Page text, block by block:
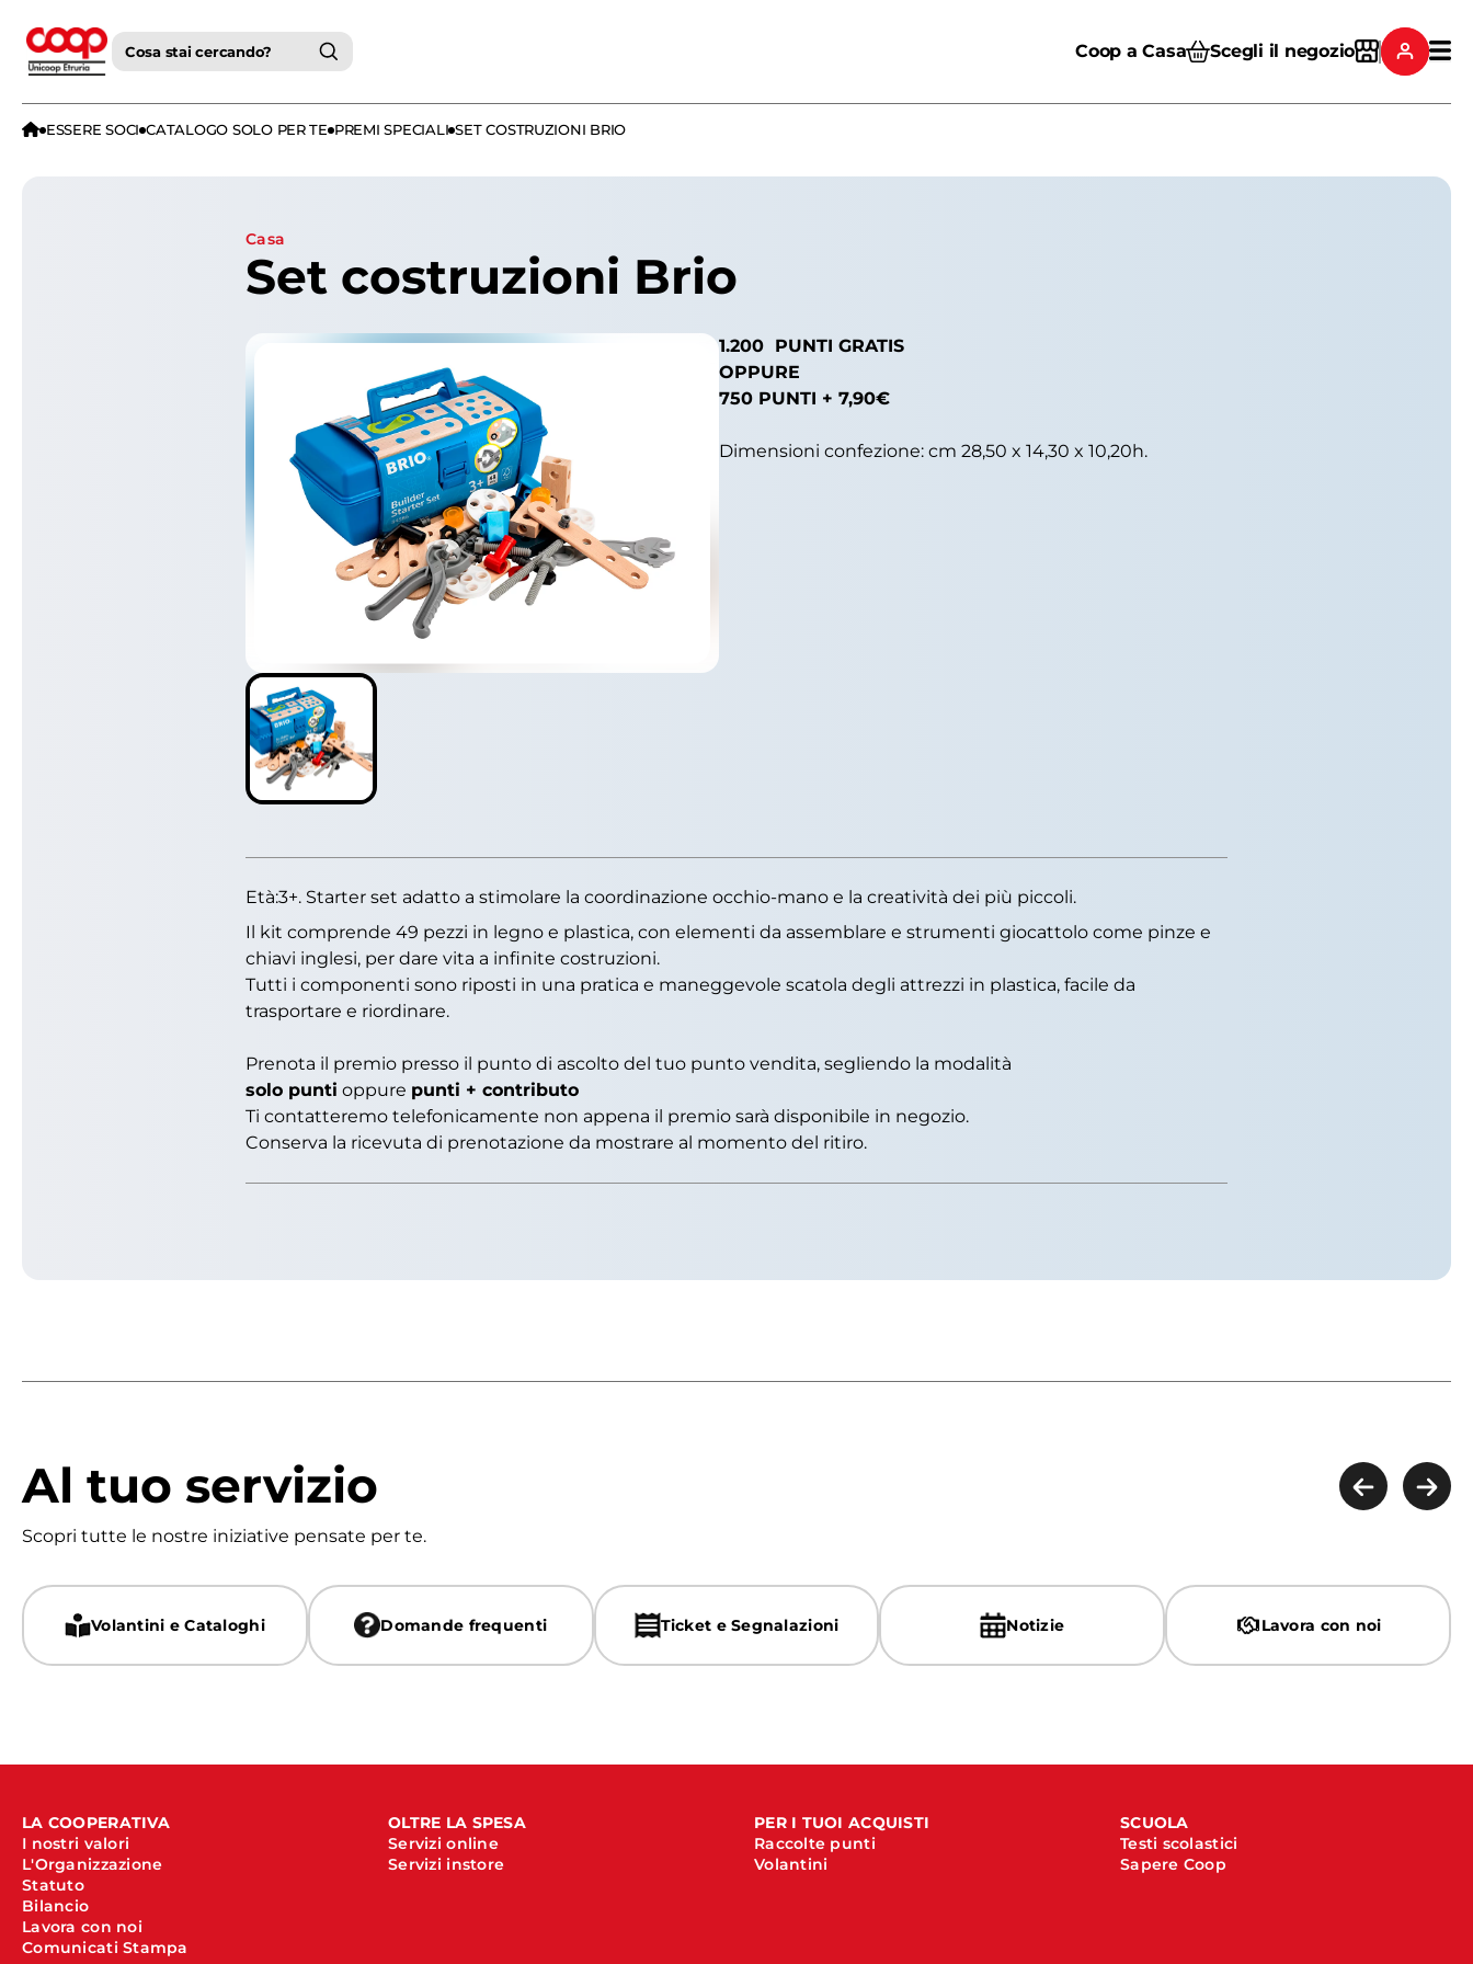
Cosa stai cercando? Coop a Casa Scegli il negozio
ESSERE SOCI CATALOGO SOLO PER TE PREMI SPECIALI SET COSTRUZIONI BRIO
casa
Set costruzioni Brio
1.200 PUNTI GRATIS
OPPURE
750 PUNTI + 7,90€
Dimensioni confezione: cm 28,50 x 14,30 x 10,20h.
Età:3+. Starter set adatto a stimolare la coordinazione occhio-mano e la creatività dei più piccoli.
Il kit comprende 49 pezzi in legno e plastica, con elementi da assemblare e strumenti giocattolo come pinze e
chiavi inglesi, per dare vita a infinite costruzioni.
Tutti i componenti sono riposti in una pratica e maneggevole scatola degli attrezzi in plastica, facile da
trasportare e riordinare.
Prenota il premio presso il punto di ascolto del tuo punto vendita, segliendo la modalità
solo punti oppure punti + contributo
Ti contatteremo telefonicamente non appena il premio sarà disponibile in negozio.
Conserva la ricevuta di prenotazione da mostrare al momento del ritiro.
Al tuo servizio
Scopri tutte le nostre iniziative pensate per te.
Volantini e Cataloghi Domande frequenti Ticket e Segnalazioni Notizie Lavora con noi
LA COOPERATIVA
I nostri valori
L'Organizzazione
Statuto
Bilancio
Lavora con noi
Comunicati Stampa
OLTRE LA SPESA
Servizi online
Servizi instore
PER I TUOI ACQUISTI
Raccolte punti
Volantini
SCUOLA
Testi scolastici
Sapere Coop